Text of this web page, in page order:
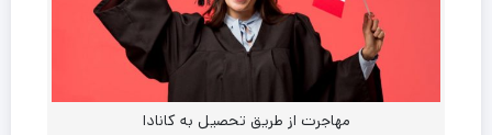
مهاجرت از طریق تحصیل به کانادا